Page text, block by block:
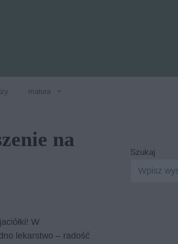
matura
na
W
lekarstwo – radość
Szukaj